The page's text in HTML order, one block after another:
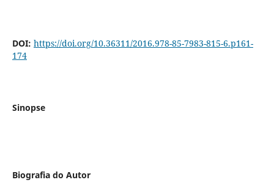
DOI: https://doi.org/10.36311/2016.978-85-7983-815-6.p161-
174
Sinopse
Biografia do Autor